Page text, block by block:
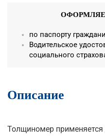
по паспорту
Водительское
социального
Описание
Толщиномер применяется